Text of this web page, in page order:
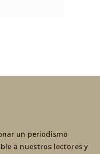
un periodismo
a nuestros lectores y